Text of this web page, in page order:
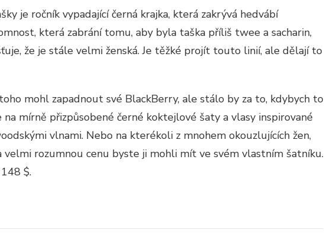
je ročník vypadající černá krajka, která zakrývá hedvábí
která zabrání tomu, aby byla taška příliš twee a sacharin,
že je stále velmi ženská. Je těžké projít touto linií, ale dělají to
mohl zapadnout své BlackBerry, ale stálo by za to, kdybych to
mírně přizpůsobené černé koktejlové šaty a vlasy inspirované
vlnami. Nebo na kterékoli z mnohem okouzlujících žen,
velmi rozumnou cenu byste ji mohli mít ve svém vlastním šatníku.
$.